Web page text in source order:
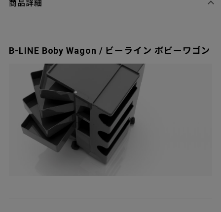
商品詳細
B-LINE Boby Wagon / ビーライン ボビーワゴン